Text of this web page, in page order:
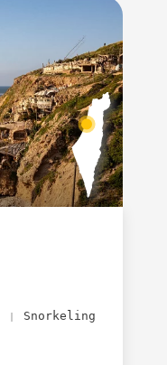
Snorkeling